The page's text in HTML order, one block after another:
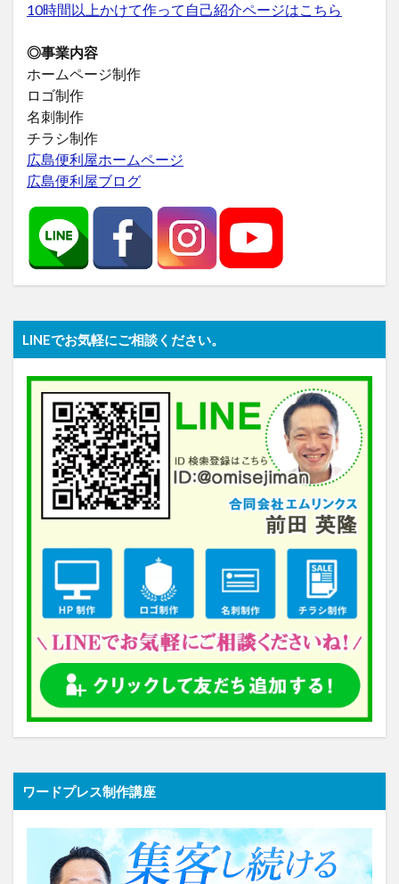
10時間以上かけて作って自己紹介ページはこちら
◎事業内容
ホームページ制作
ロゴ制作
名刺制作
チラシ制作
広島便利屋ホームページ
広島便利屋ブログ
LINEでお気軽にご相談ください。
ワードプレス制作講座